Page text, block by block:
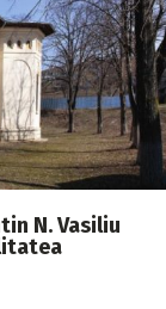
N. Vasiliu